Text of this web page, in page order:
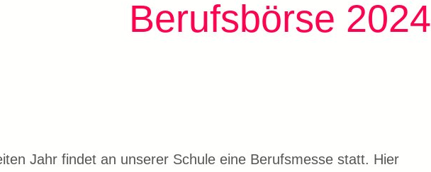
Berufsbörse 2024
Jahr findet an unserer Schule eine Berufsmesse statt. Hier